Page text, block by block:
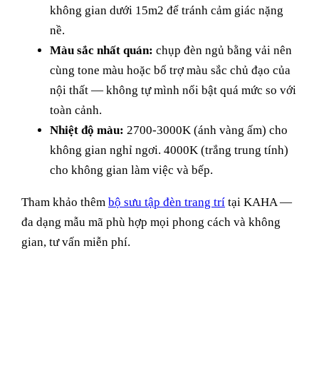
không gian dưới 15m2 để tránh cảm giác nặng
nề.
Màu sắc nhất quán: chụp đèn ngủ bằng vải nên
cùng tone màu hoặc bổ trợ màu sắc chủ đạo của
nội thất — không tự mình nổi bật quá mức so với
toàn cảnh.
Nhiệt độ màu: 2700-3000K (ánh vàng ấm) cho
không gian nghỉ ngơi. 4000K (trắng trung tính)
cho không gian làm việc và bếp.
Tham khảo thêm bộ sưu tập đèn trang trí tại KAHA —
đa dạng mẫu mã phù hợp mọi phong cách và không
gian, tư vấn miễn phí.